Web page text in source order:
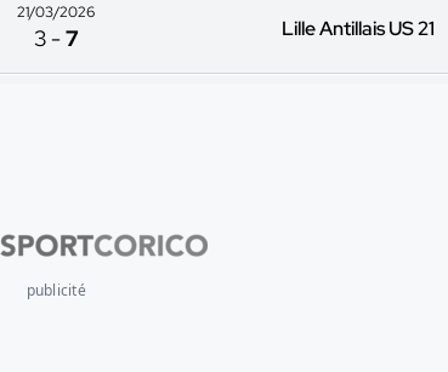
21/03/2026
3 -7 Lille Antillais US 21
publicité